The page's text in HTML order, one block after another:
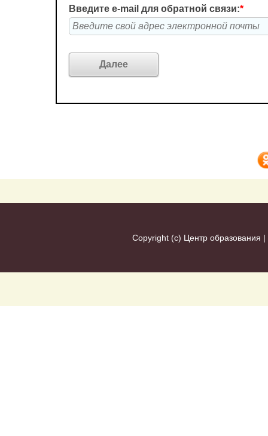
Введите e-mail для обратной связи:*
Copyright (c) Центр образования |